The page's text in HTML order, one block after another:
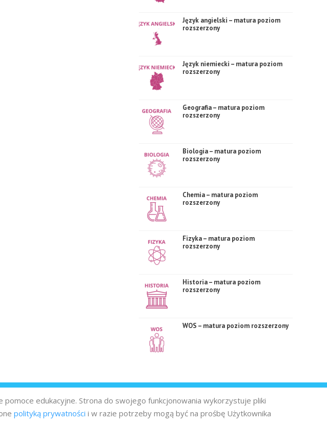
Język angielski – matura poziom
rozszerzony
Język niemiecki – matura poziom
rozszerzony
Geografia – matura poziom
rozszerzony
Biologia – matura poziom
rozszerzony
Chemia – matura poziom
rozszerzony
Fizyka – matura poziom
rozszerzony
Historia – matura poziom
rozszerzony
WOS – matura poziom rozszerzony
edukacyjne. Strona do swojego funkcjonowania wykorzystuje pliki
polityką prywatności i w razie potrzeby mogą być na prośbę Użytkownika